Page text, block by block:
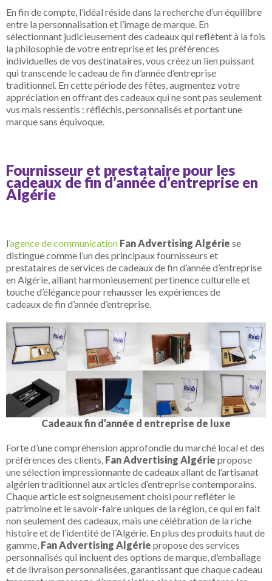
En fin de compte, l’idéal réside dans la recherche d’un équilibre
entre la personnalisation et l’image de marque. En
sélectionnant judicieusement des cadeaux qui reflètent à la fois
la philosophie de votre entreprise et les préférences
individuelles de vos destinataires, vous créez un lien puissant
qui transcende le cadeau de fin d’année d’entreprise
traditionnel. En cette période des fêtes, augmentez votre
appréciation en offrant des cadeaux qui ne sont pas seulement
vus mais ressentis : réfléchis, personnalisés et portant une
marque sans équivoque.
Fournisseur et prestataire pour les
cadeaux de fin d’année d’entreprise en
Algérie
l’agence de communication Fan Advertising Algérie se
distingue comme l’un des principaux fournisseurs et
prestataires de services de cadeaux de fin d’année d’entreprise
en Algérie, alliant harmonieusement pertinence culturelle et
touche d’élégance pour rehausser les expériences de
cadeaux de fin d’année d’entreprise.
Cadeaux fin d’année d entreprise de luxe
Forte d’une compréhension approfondie du marché local et des
préférences des clients, Fan Advertising Algérie propose
une sélection impressionnante de cadeaux allant de l’artisanat
algérien traditionnel aux articles d’entreprise contemporains.
Chaque article est soigneusement choisi pour refléter le
patrimoine et le savoir-faire uniques de la région, ce qui en fait
non seulement des cadeaux, mais une célébration de la riche
histoire et de l’identité de l’Algérie. En plus des produits haut de
gamme, Fan Advertising Algérie propose des services
personnalisés qui incluent des options de marque, d’emballage
et de livraison personnalisées, garantissant que chaque cadeau